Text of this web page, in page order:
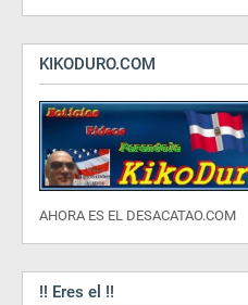
KIKODURO.COM
AHORA ES EL DESACATAO.COM
!! Eres el !!